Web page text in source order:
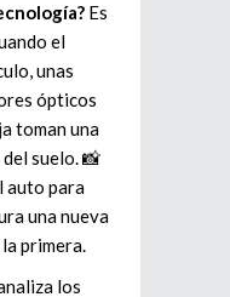
Es
el
unas
ópticos
toman una
suelo. 📸
auto para
una nueva
primera.
los